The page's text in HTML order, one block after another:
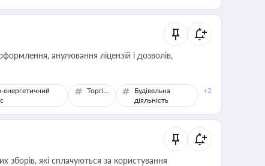
анулювання ліцензій і дозволів,
енергетичний
Торгівля
Будівельна
діяльність
+2
зборів, які сплачуються за користування